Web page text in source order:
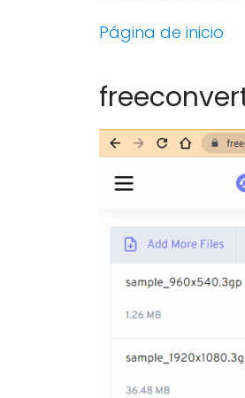
Página de inicio